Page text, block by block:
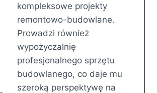
kompleksowe projekty
remontowo-budowlane.
Prowadzi również
wypożyczalnię
profesjonalnego sprzętu
budowlanego, co daje mu
szeroką perspektywę na